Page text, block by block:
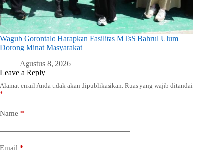
Wagub Gorontalo Harapkan Fasilitas MTsS Bahrul Ulum
Dorong Minat Masyarakat
Agustus 8, 2026
Leave a Reply
Alamat email Anda tidak akan dipublikasikan. Ruas yang wajib ditandai
*
Name *
Email *